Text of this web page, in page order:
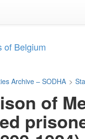
of Belgium
Archive – SODHA >
of